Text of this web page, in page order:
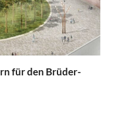
für den Brüder-